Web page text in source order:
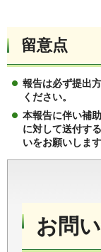
留意点
報告は必ず提出
ください。
本報告に伴い補
に対して送付す
いをお願いします
お問